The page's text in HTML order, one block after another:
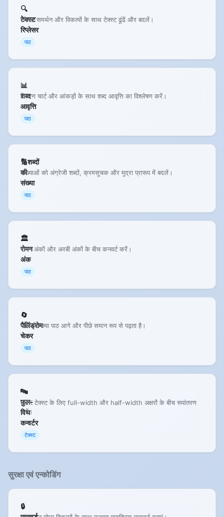
🔍
टेक्स्ट
रिप्लेसर
रेगेक्स समर्थन और विकल्पों के साथ टेक्स्ट ढूंढें और बदलें।
पाठ
📊
शब्द
आवृत्ति
वितरण चार्ट और आंकड़ों के साथ शब्द आवृत्ति का विश्लेषण करें।
पाठ
🔢शब्दों
की
संख्या
संख्याओं को अंग्रेजी शब्दों, क्रमसूचक और मुद्रा प्रारूप में बदलें।
पाठ
🏛️
रोमन
अंक
रोमन अंकों और अरबी अंकों के बीच कनवर्ट करें।
पाठ
🔄
पैलिंड्रोम
चेकर
जांचें कि क्या पाठ आगे और पीछे समान रूप से पढ़ता है।
पाठ
🔤
फुल-
विथ
कन्वर्टर
CJK टेक्स्ट के लिए full-width और half-width अक्षरों के बीच रूपांतरण
करें।
टेक्स्ट
सुरक्षा एवं एन्कोडिंग
🔒